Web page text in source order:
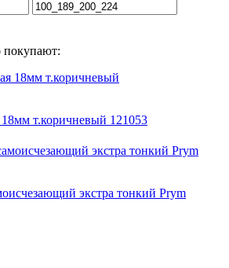
покупают:
т.коричневый 121053
экстра тонкий Prym